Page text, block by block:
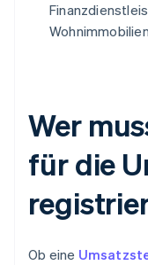
Wer
für die
Ob eine